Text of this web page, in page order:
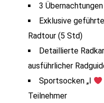
3 Übernachtungen
Exklusive
Radtour (5 Std)
Detaillierte
ausführlicher
Sportsocken „I
Teilnehmer